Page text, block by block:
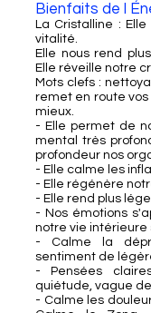
Bienfaits de l
La Cristalline :
vitalité.
Elle nous rend
Elle réveille notre
Mots clefs :
remet en route
mieux.
- Elle permet de
mental très
profondeur nos
- Elle calme les
- Elle régénère
- Elle rend plus
- Nos émotions
notre vie intérieure
- Calme la
sentiment de
- Pensées
quiétude, vague
- Calme les